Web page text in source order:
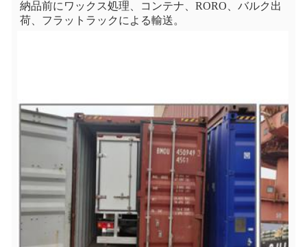
納品前にワックス処理、コンテナ、RORO、バルク出
荷、フラットラックによる輸送。